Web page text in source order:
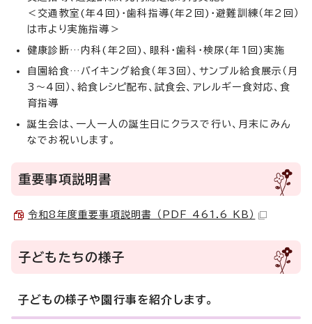
＜交通教室(年4回)・歯科指導(年2回)・避難訓練（年2回）
は市より実施指導＞
健康診断…内科(年2回)、眼科・歯科・検尿(年1回)実施
自園給食…バイキング給食（年3回）、サンプル給食展示（月
3～4回）、給食レシピ配布、試食会、アレルギー食対応、食
育指導
誕生会は、一人一人の誕生日にクラスで行い、月末にみん
なでお祝いします。
重要事項説明書
令和8年度重要事項説明書 （PDF 461.6 KB）
子どもたちの様子
子どもの様子や園行事を紹介します。